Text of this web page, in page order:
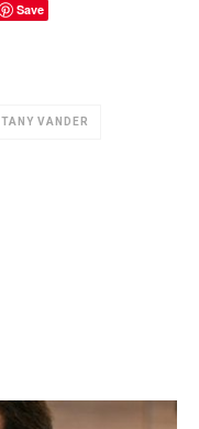
Save
TANY VANDER